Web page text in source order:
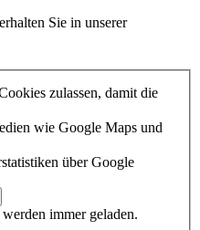
Sie in unserer
zulassen, damit die
wie Google Maps und
über Google
immer geladen.